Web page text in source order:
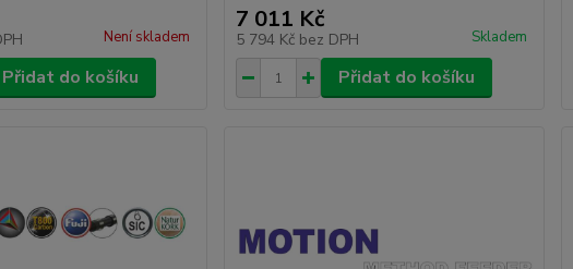
Není skladem
Přidat do košíku
7 011 Kč
5 794 Kč bez DPH Skladem
Přidat do košíku